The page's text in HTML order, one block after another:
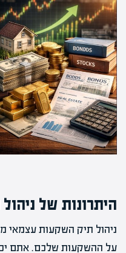
היתרונות של
ניהול תיק השקעות עצמאי
על ההשקעות שלכם. אתם